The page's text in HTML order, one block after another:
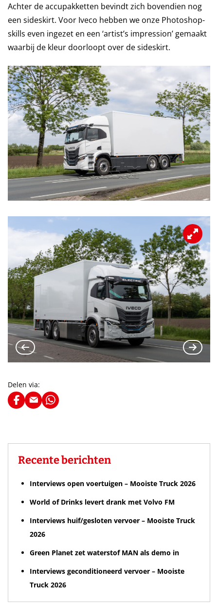
Achter de accupakketten bevindt zich bovendien nog
een sideskirt. Voor Iveco hebben we onze Photoshop-
skills even ingezet en een ‘artist’s impression’ gemaakt
waarbij de kleur doorloopt over de sideskirt.
Delen via:
Recente berichten
Interviews open voertuigen – Mooiste Truck 2026
World of Drinks levert drank met Volvo FM
Interviews huif/gesloten vervoer – Mooiste Truck
2026
Green Planet zet waterstof MAN als demo in
Interviews geconditioneerd vervoer – Mooiste
Truck 2026